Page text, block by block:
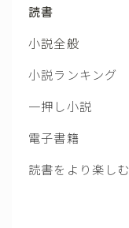
読書
小説全般
小説ランキング
一押し小説
電子書籍
読書をより楽しむ